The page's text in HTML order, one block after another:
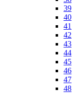
39
40
41
42
43
44
45
46
47
48